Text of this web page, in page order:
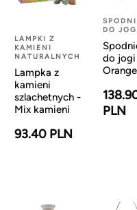
LAMPKI Z
KAMIENI
NATURALNYCH
Lampka z
kamieni
szlachetnych -
Mix kamieni
93.40 PLN
DO
do
Orange
PLN